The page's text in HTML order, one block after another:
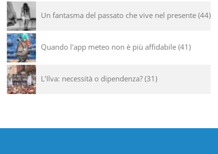
Un fantasma del passato che vive nel presente 44
Quando l'app meteo non è più affidabile 41
L’Ilva: necessità o dipendenza? 31